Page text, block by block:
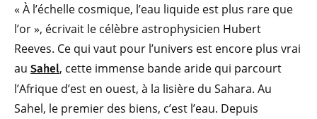
« À l’échelle cosmique, l’eau liquide est plus rare que
l’or », écrivait le célèbre astrophysicien Hubert
Reeves. Ce qui vaut pour l’univers est encore plus vrai
au Sahel, cette immense bande aride qui parcourt
l’Afrique d’est en ouest, à la lisière du Sahara. Au
Sahel, le premier des biens, c’est l’eau. Depuis